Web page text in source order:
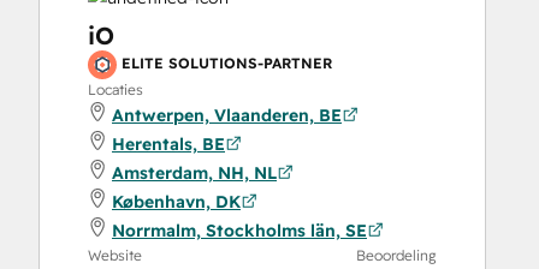
iO
ELITE SOLUTIONS-PARTNER
Locaties
Antwerpen, Vlaanderen, BE
Herentals, BE
Amsterdam, NH, NL
København, DK
Norrmalm, Stockholms län, SE
Website Beoordeling